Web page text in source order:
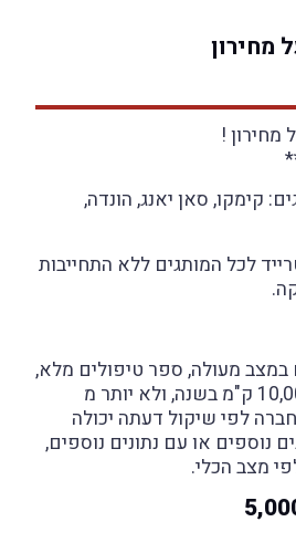
מחירון
מחירון !
קימקו, סאן יאנג, הונדה,
לכל המותגים ללא התחייבות
מעולה, ספר טיפולים מלא,
עד שנת 2023, עד 10,000 ק"מ בשנה, ולא יותר מ
החברה לפי שיקול דעתה יכולה
נוספים או עם נתונים נוספים,
מצב הכלי.